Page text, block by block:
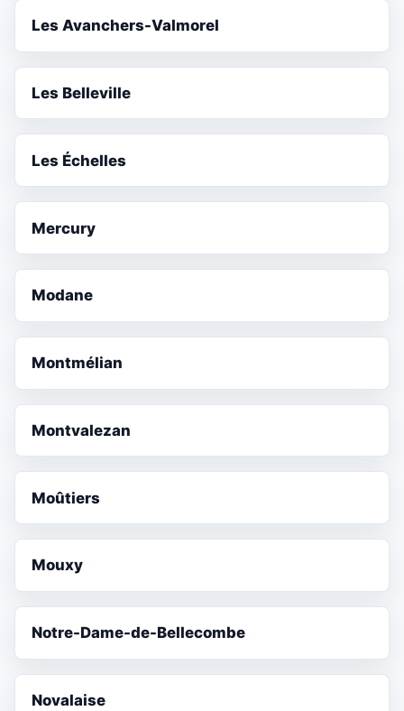
Les Avanchers-Valmorel
Les Belleville
Les Échelles
Mercury
Modane
Montmélian
Montvalezan
Moûtiers
Mouxy
Notre-Dame-de-Bellecombe
Novalaise